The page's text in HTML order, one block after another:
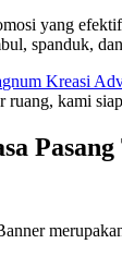
yang
spanduk,
Kreasi
ruang, kami